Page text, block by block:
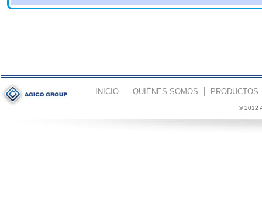
INICIO QUIÉNES SOMOS PRODUCTOS
© 2012